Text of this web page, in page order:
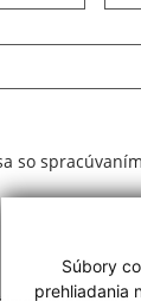
Súbory
prehliadania
so spracúvaním